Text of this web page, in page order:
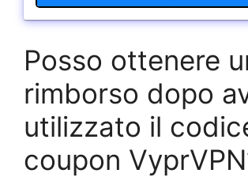
Posso ottenere
rimborso dopo
utilizzato il
coupon